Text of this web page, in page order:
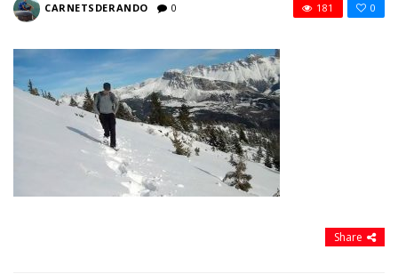
CARNETSDERANDO 0 0
181
Share